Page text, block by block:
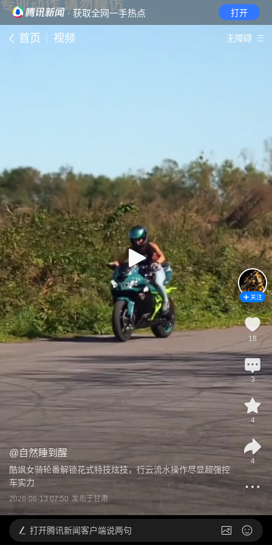
· 获取全网一手热点 打开
首页 视频 无障碍
@自然睡到醒
酷飒女骑轮番解锁花式特技炫技，行云流水操作尽显超强控
车实力
2026-06-13 07:50 发布于甘肃
关注
18
3
4
4
打开腾讯新闻客户端说两句